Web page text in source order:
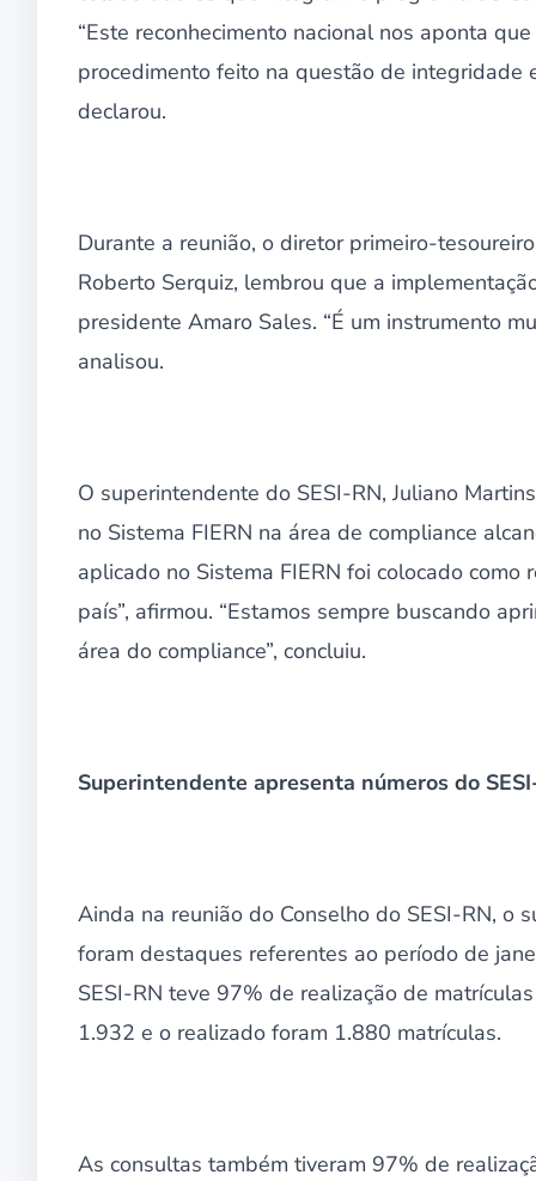
“Este reconhecimento nacional nos aponta
procedimento feito na questão de integridade
declarou.
Durante a reunião, o diretor primeiro-
Roberto Serquiz, lembrou que a
presidente Amaro Sales. “É um instrumento
analisou.
O superintendente do SESI-RN, Juliano
no Sistema FIERN na área de compliance
aplicado no Sistema FIERN foi colocado
país”, afirmou. “Estamos sempre buscando
área do compliance”, concluiu.
Superintendente apresenta números do
Ainda na reunião do Conselho do SESI-RN, o
foram destaques referentes ao período de
SESI-RN teve 97% de realização de
1.932 e o realizado foram 1.880 matrículas.
As consultas também tiveram 97% de